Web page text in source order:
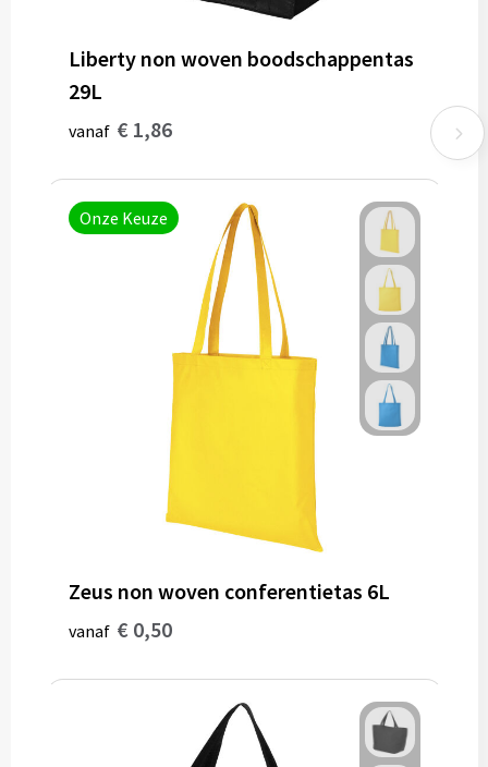
Liberty non woven boodschappentas
29L
vanaf € 1,86
Onze Keuze
Zeus non woven conferentietas 6L
vanaf € 0,50